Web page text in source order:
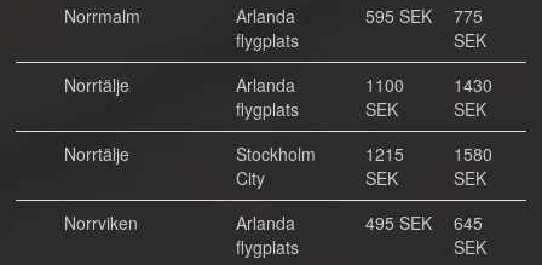
Norrmalm
Arlanda
flygplats
595 SEK
775
SEK
Norrtälje
Arlanda
flygplats
1100
SEK
1430
SEK
Norrtälje
Stockholm
City
1215
SEK
1580
SEK
Norrviken
Arlanda
flygplats
495 SEK
645
SEK